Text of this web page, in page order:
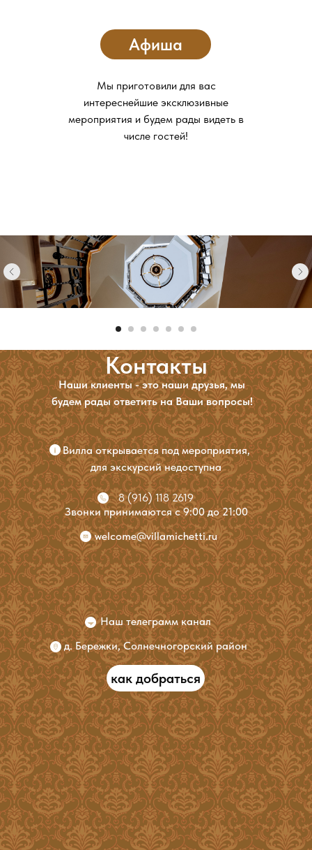
Мы приготовили для вас
интереснейшие эксклюзивные
мероприятия и будем рады видеть в
числе гостей!
Афиша
8 (916) 118 2619
Звонки принимаются с 9:00 до 21:00
д. Бережки, Солнечногорский район
Наш телеграмм канал
welcome@villamichetti.ru
Вилла открывается под мероприятия,
для экскурсий недоступна
Наши клиенты - это наши друзья, мы
будем рады ответить на Ваши вопросы!
Контакты
как добраться